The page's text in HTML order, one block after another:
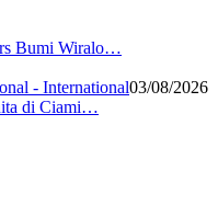
Bumi Wiralo…
- International03/08/2026
di Ciami…